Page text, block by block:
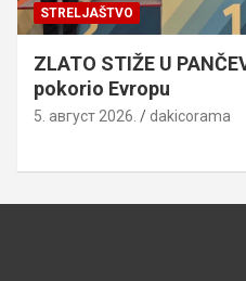
MANIFESTACIJE STARČEVO
STARČEVO: Traju
očekuje od 4. do 10.
3. август 2026. dakicorama